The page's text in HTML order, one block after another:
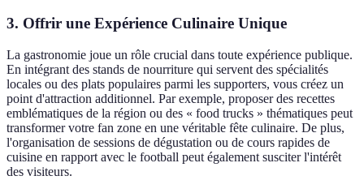
3. Offrir une Expérience Culinaire Unique
La gastronomie joue un rôle crucial dans toute expérience publique.
En intégrant des stands de nourriture qui servent des spécialités
locales ou des plats populaires parmi les supporters, vous créez un
point d'attraction additionnel. Par exemple, proposer des recettes
emblématiques de la région ou des « food trucks » thématiques peut
transformer votre fan zone en une véritable fête culinaire. De plus,
l'organisation de sessions de dégustation ou de cours rapides de
cuisine en rapport avec le football peut également susciter l'intérêt
des visiteurs.